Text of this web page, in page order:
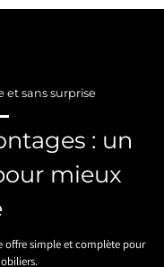
et sans surprise
: un
mieux
offre simple et complète pour